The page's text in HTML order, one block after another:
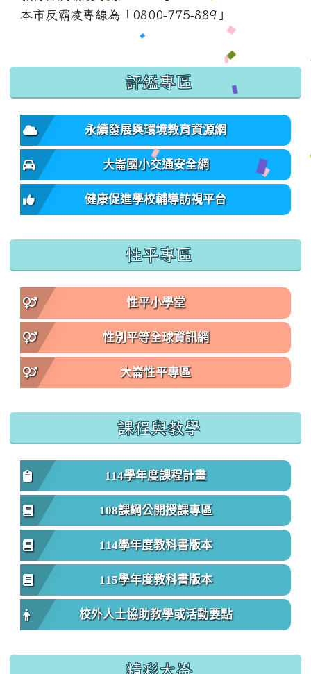
本市反霸凌專線為「0800-775-889」
:::
評鑑專區
永續發展與環境教育資源網
大崙國小交通安全網
健康促進學校輔導訪視平台
性平專區
性平小學堂
性別平等全球資訊網
大崙性平專區
課程與教學
114學年度課程計畫
108課綱公開授課專區
114學年度教科書版本
115學年度教科書版本
校外人士協助教學或活動要點
精彩大崙